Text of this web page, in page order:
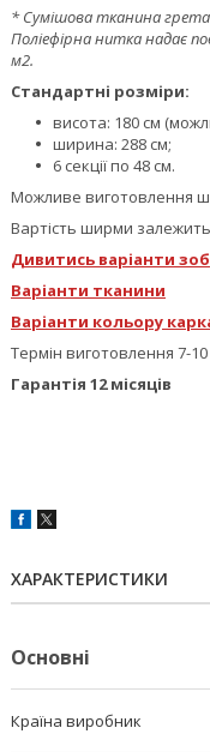
* Сумішова тканина грета
Поліефірна нитка надає
м2.
Стандартні розміри:
висота: 180 см
ширина: 288 см;
6 секції по 48 см.
Можливе виготовлення
Вартість ширми залежить
Дивитись варіанти
Варіанти тканини
Варіанти кольору
Термін виготовлення 7-10
Гарантія 12 місяців
ХАРАКТЕРИСТИКИ
Основні
Країна виробник